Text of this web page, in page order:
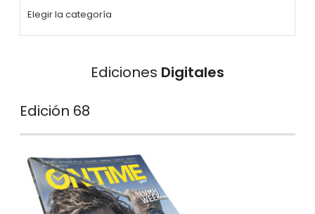
Ediciones Digitales
Edición 68